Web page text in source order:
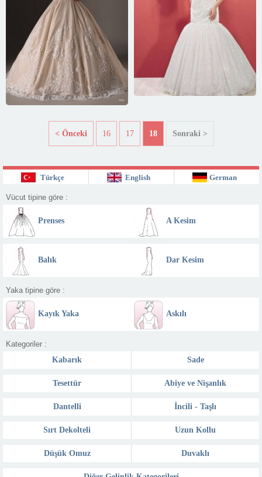
< Önceki 16 17 18 Sonraki >
Türkçe English German
Vücut tipine göre :
Prenses A Kesim
Balık Dar Kesim
Yaka tipine göre :
Kayık Yaka Askılı
Kategoriler :
Kabarık
Sade
Tesettür Abiye ve Nişanlık
Dantelli İncili - Taşlı
Sırt Dekolteli Uzun Kollu
Düşük Omuz Duvaklı